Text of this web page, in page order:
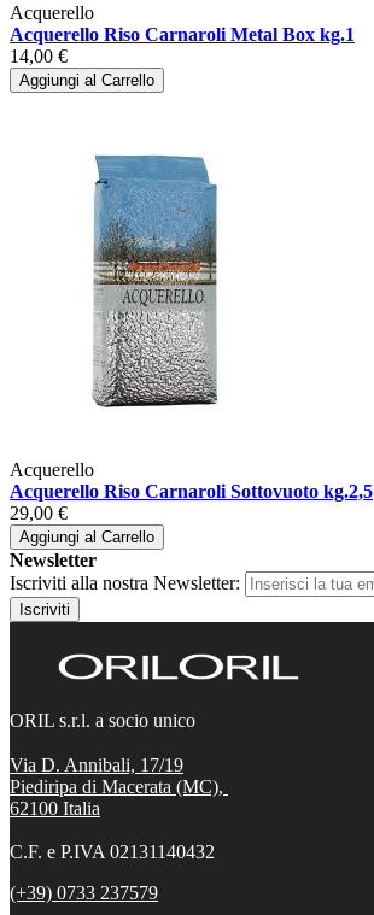
Acquerello
Acquerello Riso Carnaroli Metal Box kg.1
14,00 €
Aggiungi al Carrello
Acquerello
Acquerello Riso Carnaroli Sottovuoto kg.2,5
29,00 €
Aggiungi al Carrello
Newsletter
Iscriviti alla nostra Newsletter:
Iscriviti
ORIL s.r.l. a socio unico
Via D. Annibali, 17/19
Piediripa di Macerata (MC),
62100 Italia
C.F. e P.IVA 02131140432
(+39) 0733 237579